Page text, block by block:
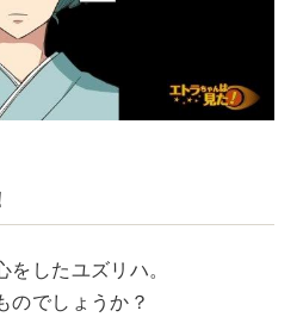
したユズリハ。
のでしょうか？